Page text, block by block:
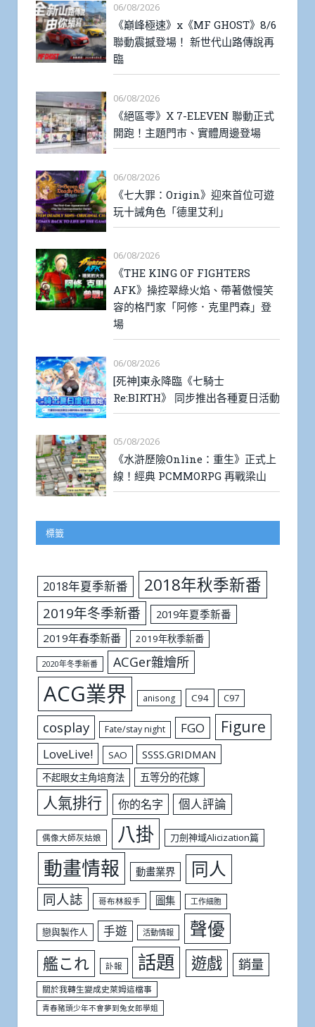
06/08/2026
《巔峰極速》x《MF GHOST》8/6
聯動震撼登場！ 新世代山路傳說再
臨
06/08/2026
《絕區零》X 7-ELEVEN 聯動正式
開跑！主題門市、實體周邊登場
06/08/2026
《七大罪：Origin》迎來首位可遊
玩十誡角色「德里艾利」
06/08/2026
《THE KING OF FIGHTERS
AFK》操控翠綠火焰、帶著傲慢笑
容的格鬥家「阿修．克里門森」登
場
06/08/2026
[死神]東永降臨《七騎士
Re:BIRTH》 同步推出各種夏日活動
05/08/2026
《水滸歷險Online：重生》正式上
線！經典 PCMMORPG 再戰梁山
標籤
2018年夏季新番 2018年秋季新番
2019年冬季新番
2019年夏季新番
2019年春季新番
2019年秋季新番
2020年冬季新番 ACGer雜燴所
ACG業界 anisong C94 C97
cosplay Fate/stay night FGO Figure
LoveLive! SAO SSSS.GRIDMAN
不起眼女主角培育法 五等分的花嫁
人氣排行 你的名字 個人評論
偶像大師灰姑娘 八掛 刀劍神域Alicization篇
動畫情報 動畫業界 同人
同人誌 哥布林殺手 圖集 工作細胞
戀與製作人 手遊 活動情報 聲優
艦これ 訃報 話題 遊戲 銷量
關於我轉生變成史萊姆這檔事
青春豬頭少年不會夢到兔女郎學姐